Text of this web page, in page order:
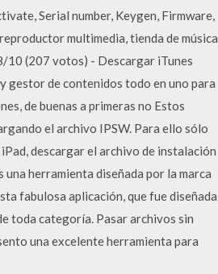
Serial number, Keygen, Firmware,
multimedia, tienda de música
10 (207 votos) - Descargar iTunes
gestor de contenidos todo en uno para
de buenas a primeras no Estos
el archivo IPSW. Para ello sólo
descargar el archivo de instalación
herramienta diseñada por la marca
fabulosa aplicación, que fue diseñada
toda categoría. Pasar archivos sin
una excelente herramienta para